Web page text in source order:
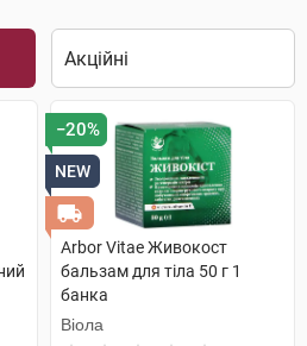
−20%
NEW
Arbor Vitae Живокост
бальзам для тіла 50 г 1
банка
Віола